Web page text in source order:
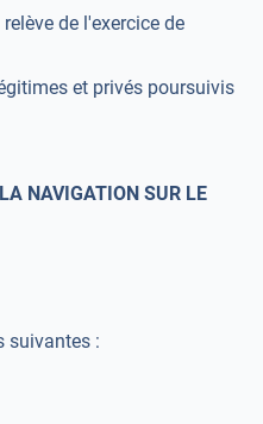
de l'exercice de
et privés poursuivis
NAVIGATION SUR LE
suivantes :